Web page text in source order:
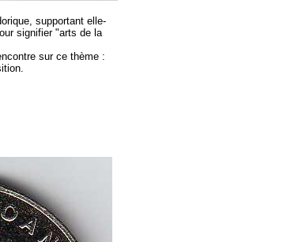
supportant elle-
signifier "arts de la
sur ce thème :